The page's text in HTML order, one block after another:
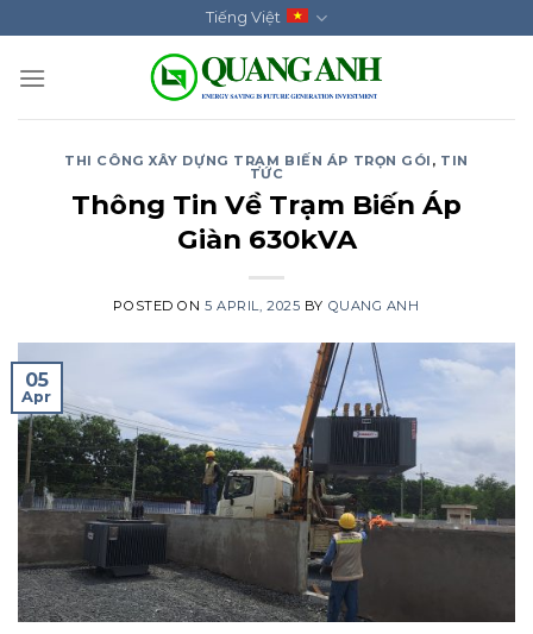
to
content
Tiếng Việt
THI CÔNG XÂY DỰNG TRẠM BIẾN ÁP TRỌN GÓI , TIN
TỨC
Thông Tin Về Trạm Biến Áp
Giàn 630kVA
POSTED ON5 APRIL, 2025 BY QUANG ANH
05
Apr